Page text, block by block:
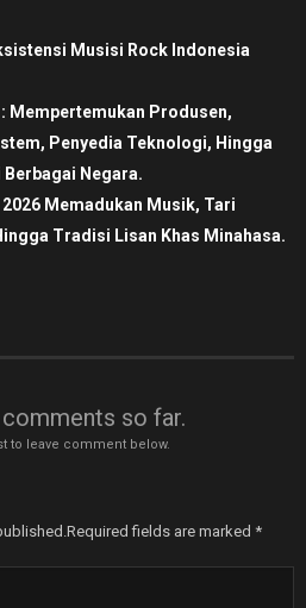
Musisi Rock Indonesia
: Mempertemukan Produsen,
Penyedia Teknologi, Hingga
Negara.
Memadukan Musik, Tari
Tradisi Lisan Khas Minahasa.
so far.
to leave comment below.
Required fields are marked *